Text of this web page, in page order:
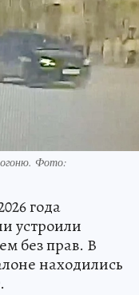
Фото:
года
устроили
без прав. В
находились